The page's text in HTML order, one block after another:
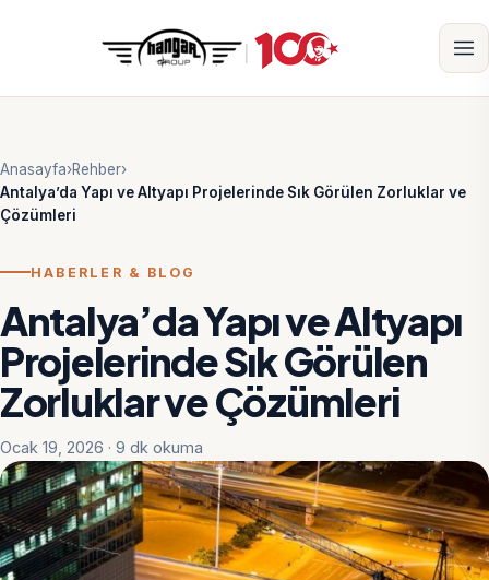
Anasayfa›Rehber›
Antalya’da Yapı ve Altyapı Projelerinde Sık Görülen Zorluklar ve
Çözümleri
HABERLER & BLOG
Antalya’da Yapı ve Altyapı
Projelerinde Sık Görülen
Zorluklar ve Çözümleri
Ocak 19, 2026 · 9 dk okuma